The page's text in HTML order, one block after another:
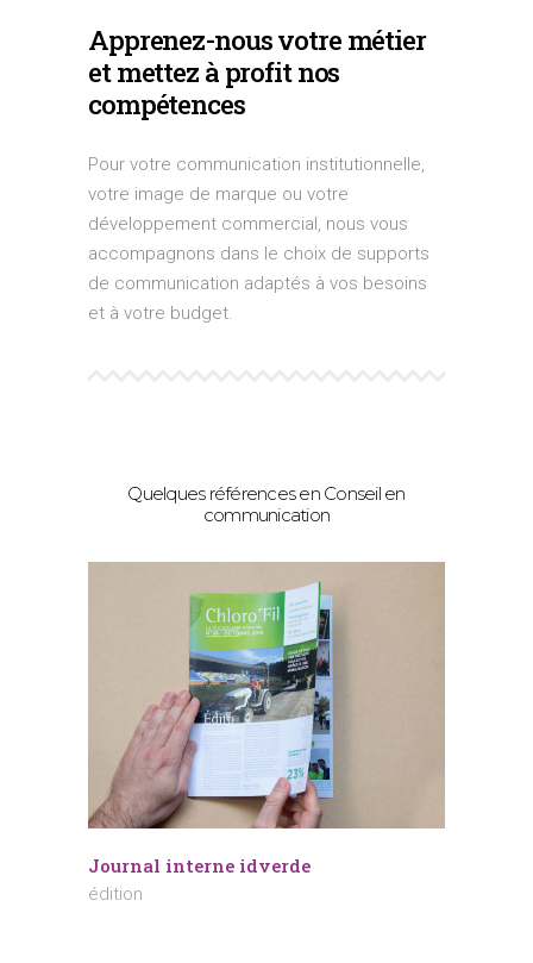
Apprenez-nous votre métier
et mettez à profit nos
compétences
Pour votre communication institutionnelle,
votre image de marque ou votre
développement commercial, nous vous
accompagnons dans le choix de supports
de communication adaptés à vos besoins
et à votre budget.
Quelques références en Conseil en
communication
Journal interne idverde
édition